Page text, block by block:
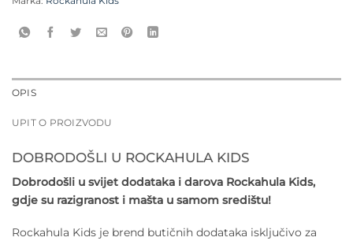
OPIS
UPIT O PROIZVODU
DOBRODOŠLI U ROCKAHULA KIDS
Dobrodošli u svijet dodataka i darova Rockahula Kids,
gdje su razigranost i mašta u samom središtu!
Rockahula Kids je brend butičnih dodataka isključivo za